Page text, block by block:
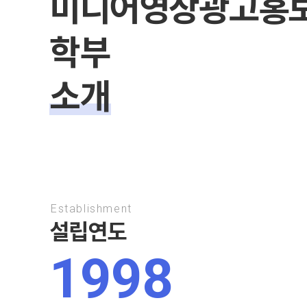
미디어영상광고홍
학부
소개
Establishment
설립연도
1998